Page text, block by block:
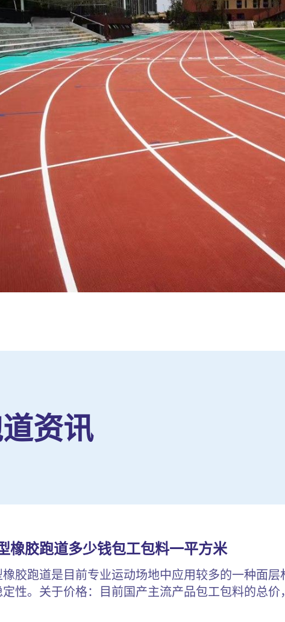
资讯
橡胶跑道多少钱包工包料一平方米
橡胶跑道是目前专业运动场地中应用较多的一种面
定性。关于价格：目前国产主流产品包工包料的总